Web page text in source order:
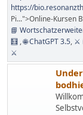
https://
Pi...">Online-Kursen
📘
🧮 🌐 ChatGPT 3.5 ⚔
⚔